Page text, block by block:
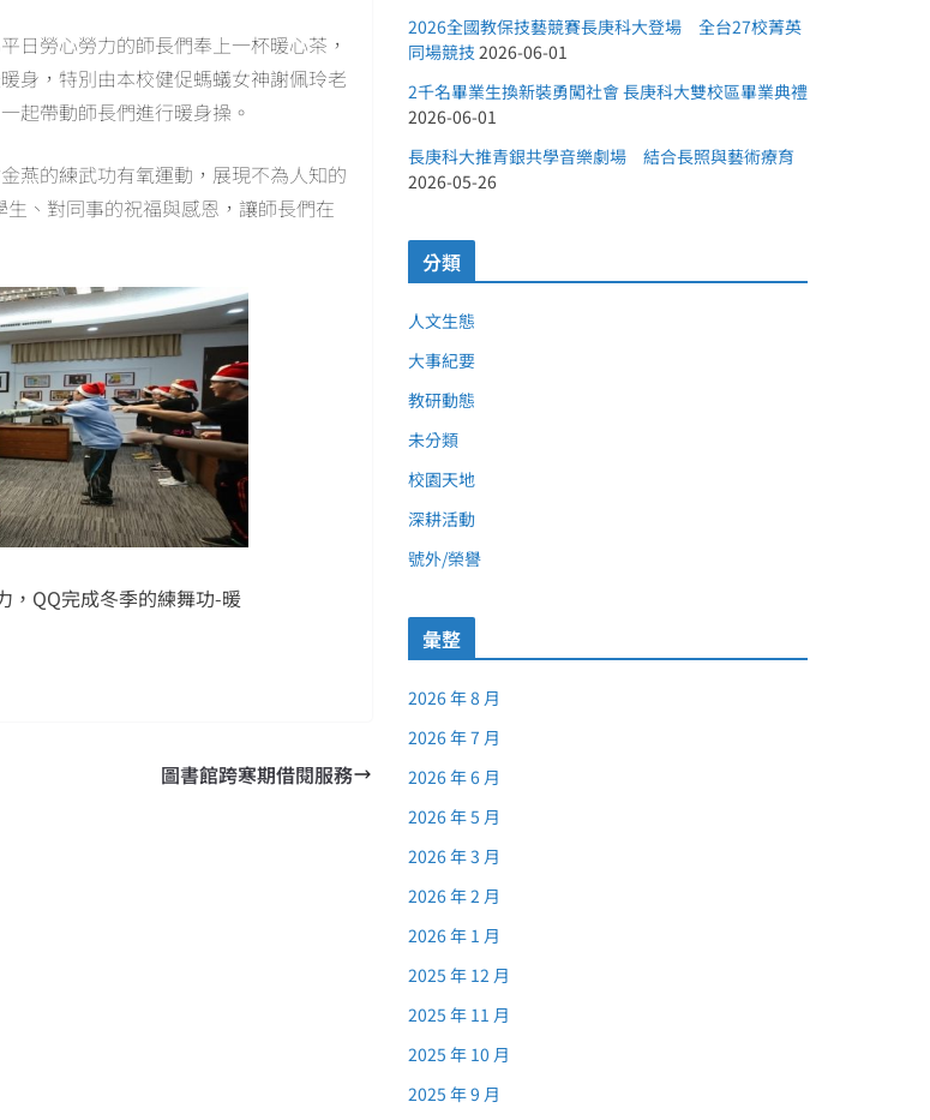
日勞心勞力的師長們奉上一杯暖心茶，
身，特別由本校健促螞蟻女神謝佩玲老
起帶動師長們進行暖身操。
燕的練武功有氧運動，展現不為人知的
、對同事的祝福與感恩，讓師長們在
，QQ完成冬季的練舞功-暖
圖書館跨寒期借閱服務
2026全國教保技藝競賽長庚科大登場 全台27校菁英
同場競技 2026-06-01
2千名畢業生換新裝勇闖社會 長庚科大雙校區畢業典禮
2026-06-01
長庚科大推青銀共學音樂劇場 結合長照與藝術療育
2026-05-26
分類
人文生態
大事紀要
教研動態
未分類
校園天地
深耕活動
號外/榮譽
彙整
2026 年 8 月
2026 年 7 月
2026 年 6 月
2026 年 5 月
2026 年 3 月
2026 年 2 月
2026 年 1 月
2025 年 12 月
2025 年 11 月
2025 年 10 月
2025 年 9 月